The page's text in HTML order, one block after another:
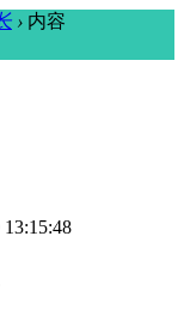
› 内容
13:15:48